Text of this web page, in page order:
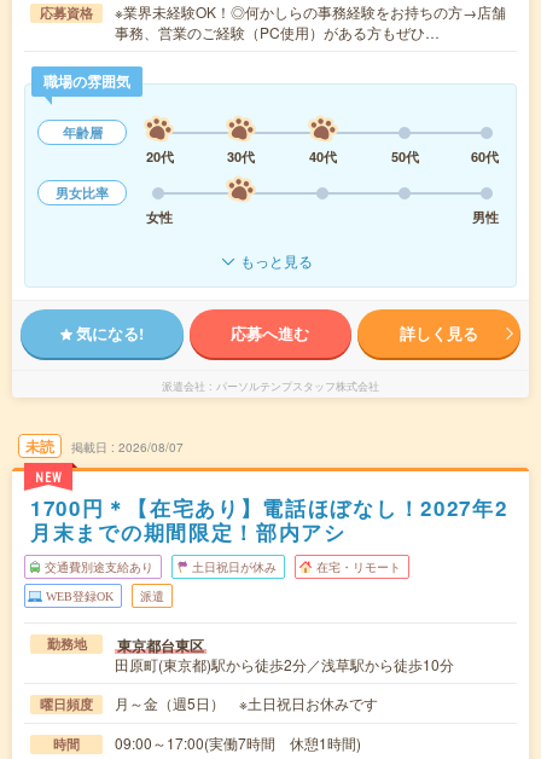
応募資格
※業界未経験OK！◎何かしらの事務経験をお持ちの方→店舗
事務、営業のご経験（PC使用）がある方もぜひ…
職場の雰囲気
年齢層
20代
30代 40代 50代
60代
男女比率
女性
男性
もっと見る
気になる! 応募へ進む 詳しく見る
派遣会社 パーソルテンプスタッフ株式会社
未読
NEW
掲載日 2026/08/07
1700円＊【在宅あり】電話ほぼなし！2027年2
月末までの期間限定！部内アシ
交通費別途支給あり 土日祝日が休み 在宅・リモート
WEB登録OK 派遣
勤務地 東京都台東区
田原町(東京都)駅から徒歩2分／浅草駅から徒歩10分
曜日頻度 月～金（週5日） ※土日祝日お休みです
時間 09:00～17:00(実働7時間 休憩1時間)